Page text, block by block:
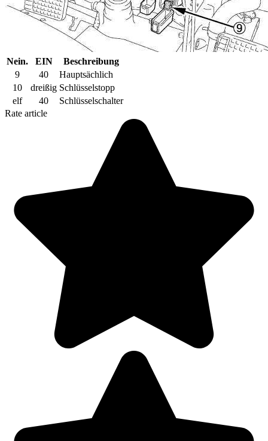
Nein. EIN
Beschreibung
9
40
Hauptsächlich
10
dreißig Schlüsselstopp
elf
40
Schlüsselschalter
Rate article